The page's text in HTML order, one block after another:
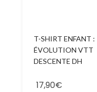
T-SHIRT ENFANT :
ÉVOLUTION VTT
DESCENTE DH
17,90€